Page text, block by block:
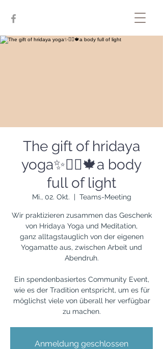
The gift of hridaya
yoga✨🧘‍♀️🍁a body
full of light
Mi., 02. Okt.
  |
Teams-Meeting
Wir praktizieren zusammen das Geschenk
von Hridaya Yoga und Meditation,
ganz alltagstauglich von der eigenen
Yogamatte aus, zwischen Arbeit und
Abendruh.
Ein spendenbasiertes Community Event,
wie es der Tradition entspricht, um es für
möglichst viele von überall her verfügbar
zu machen.
Anmeldung geschlossen